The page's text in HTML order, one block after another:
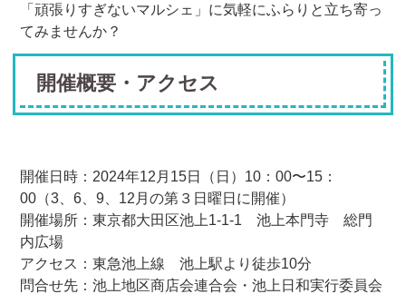
「頑張りすぎないマルシェ」に気軽にふらりと立ち寄っ
てみませんか？
開催概要・アクセス
開催日時：2024年12月15日（日）10：00〜15：
00（3、6、9、12月の第３日曜日に開催）
開催場所：東京都大田区池上1-1-1 池上本門寺 総門
内広場
アクセス：東急池上線 池上駅より徒歩10分
問合せ先：池上地区商店会連合会・池上日和実行委員会